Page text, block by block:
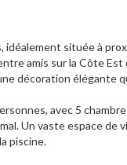
idéalement située à
amis sur la Côte
décoration élégante
avec 5
Un vaste espace de
piscine.